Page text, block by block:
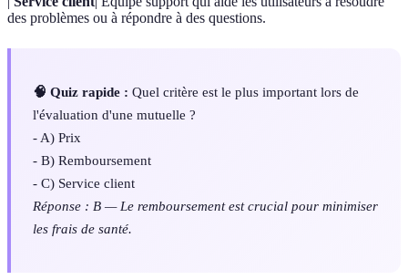
des problèmes ou à répondre à des questions.
🧠 Quiz rapide : Quel critère est le plus important lors de
l'évaluation d'une mutuelle ?
- A) Prix
- B) Remboursement
- C) Service client
Réponse : B — Le remboursement est crucial pour minimiser
les frais de santé.